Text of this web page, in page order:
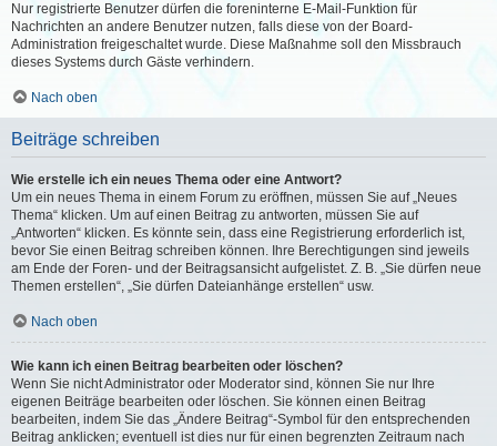
Nur registrierte Benutzer dürfen die foreninterne E-Mail-Funktion für
Nachrichten an andere Benutzer nutzen, falls diese von der Board-
Administration freigeschaltet wurde. Diese Maßnahme soll den Missbrauch
dieses Systems durch Gäste verhindern.
Nach oben
Beiträge schreiben
Wie erstelle ich ein neues Thema oder eine Antwort?
Um ein neues Thema in einem Forum zu eröffnen, müssen Sie auf „Neues
Thema“ klicken. Um auf einen Beitrag zu antworten, müssen Sie auf
„Antworten“ klicken. Es könnte sein, dass eine Registrierung erforderlich ist,
bevor Sie einen Beitrag schreiben können. Ihre Berechtigungen sind jeweils
am Ende der Foren- und der Beitragsansicht aufgelistet. Z. B. „Sie dürfen neue
Themen erstellen“, „Sie dürfen Dateianhänge erstellen“ usw.
Nach oben
Wie kann ich einen Beitrag bearbeiten oder löschen?
Wenn Sie nicht Administrator oder Moderator sind, können Sie nur Ihre
eigenen Beiträge bearbeiten oder löschen. Sie können einen Beitrag
bearbeiten, indem Sie das „Ändere Beitrag“-Symbol für den entsprechenden
Beitrag anklicken; eventuell ist dies nur für einen begrenzten Zeitraum nach